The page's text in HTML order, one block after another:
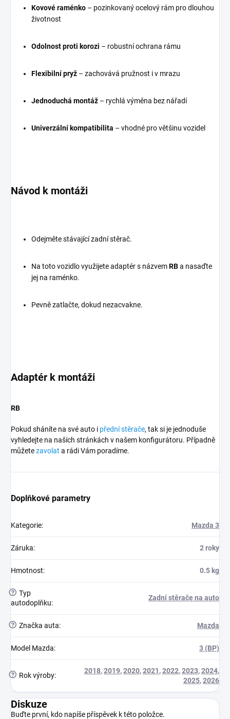
Kovové raménko – pozinkovaný ocelový rám pro dlouhou
životnost
Odolnost proti korozi – robustní ochrana rámu
Flexibilní pryž – zachovává pružnost i v mrazu
Jednoduchá montáž – rychlá výměna bez nářadí
Univerzální kompatibilita – vhodné pro většinu vozidel
Návod k montáži
Odejměte stávající zadní stěrač.
Na toto vozidlo využijete adaptér s názvemRBa nasaďte
jej na raménko.
Pevně zatlačte, dokud nezacvakne.
Adaptér k montáži
RB
Pokud sháníte na své auto i přední stěrače, tak si je jednoduše
vyhledejte na naších stránkách v našem konfigurátoru. Případně
můžetezavolat a rádi Vám poradíme.
Doplňkové parametry
Kategorie: Mazda 3
Záruka: 2 roky
Hmotnost: 0.5 kg
? Typ
autodoplňku:
Zadní stěrače na auto
? Značka auta: Mazda
Model Mazda: 3 (BP)
? Rok výroby:
2018,2019,2020,2021,2022,2023,2024,
2025,2026
Diskuze
Buďte první, kdo napíše příspěvek k této položce.